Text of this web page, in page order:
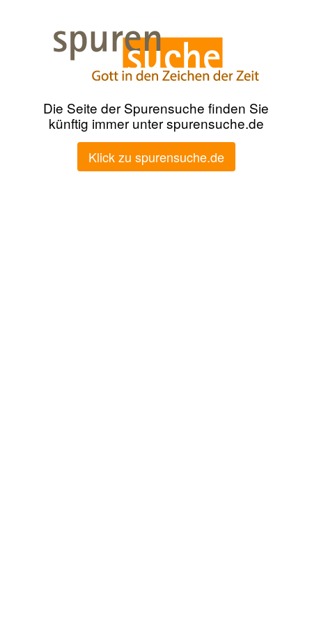
Die Seite der Spurensuche finden Sie
künftig immer unter spurensuche.de
Klick zu spurensuche.de